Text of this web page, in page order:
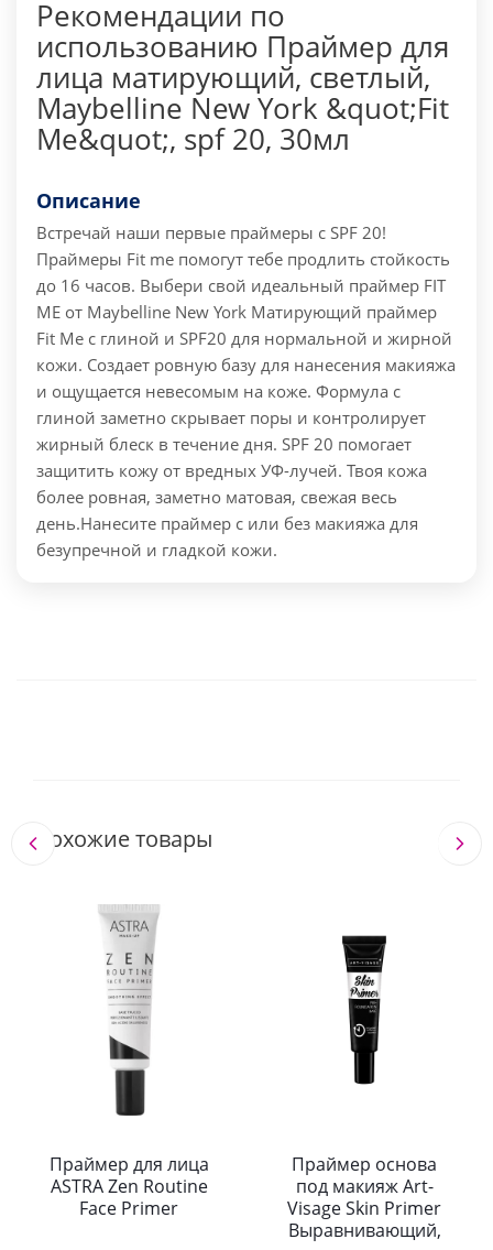
Рекомендации по
использованию Праймер для
лица матирующий, светлый,
Maybelline New York &quot;Fit
Me&quot;, spf 20, 30мл
Описание
Встречай наши первые праймеры с SPF 20!
Праймеры Fit me помогут тебе продлить стойкость
до 16 часов. Выбери свой идеальный праймер FIT
ME от Maybelline New York Матирующий праймер
Fit Me с глиной и SPF20 для нормальной и жирной
кожи. Создает ровную базу для нанесения макияжа
и ощущается невесомым на коже. Формула с
глиной заметно скрывает поры и контролирует
жирный блеск в течение дня. SPF 20 помогает
защитить кожу от вредных УФ-лучей. Твоя кожа
более ровная, заметно матовая, свежая весь
день.Нанесите праймер с или без макияжа для
безупречной и гладкой кожи.
Похожие товары
Праймер для лица
ASTRA Zen Routine
Face Primer
Праймер основа
под макияж Art-
Visage Skin Primer
Выравнивающий,